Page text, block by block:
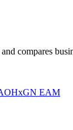
compares
HxGN EAM